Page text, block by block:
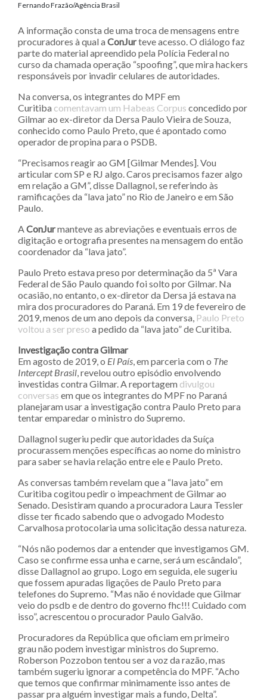
Fernando Frazão/Agência Brasil
A informação consta de uma troca de mensagens entre
procuradores à qual a ConJurteve acesso. O diálogo faz
parte do material apreendido pela Polícia Federal no
curso da chamada operação “spoofing”, que mira hackers
responsáveis por invadir celulares de autoridades.
Na conversa, os integrantes do MPF em
Curitiba comentavam um Habeas Corpus concedido por
Gilmar ao ex-diretor da Dersa Paulo Vieira de Souza,
conhecido como Paulo Preto, que é apontado como
operador de propina para o PSDB.
“Precisamos reagir ao GM [Gilmar Mendes]. Vou
articular com SP e RJ algo. Caros precisamos fazer algo
em relação a GM”, disse Dallagnol, se referindo às
ramificações da “lava jato” no Rio de Janeiro e em São
Paulo.
AConJurmanteve as abreviações e eventuais erros de
digitação e ortografia presentes na mensagem do então
coordenador da “lava jato”.
Paulo Preto estava preso por determinação da 5ª Vara
Federal de São Paulo quando foi solto por Gilmar. Na
ocasião, no entanto, o ex-diretor da Dersa já estava na
mira dos procuradores do Paraná. Em 19 de fevereiro de
2019, menos de um ano depois da conversa, Paulo Preto
voltou a ser preso a pedido da “lava jato” de Curitiba.
Investigação contra Gilmar
Em agosto de 2019, o El País, em parceria com o The
Intercept Brasil, revelou outro episódio envolvendo
investidas contra Gilmar. A reportagem divulgou
conversas em que os integrantes do MPF no Paraná
planejaram usar a investigação contra Paulo Preto para
tentar emparedar o ministro do Supremo.
Dallagnol sugeriu pedir que autoridades da Suíça
procurassem menções específicas ao nome do ministro
para saber se havia relação entre ele e Paulo Preto.
As conversas também revelam que a “lava jato” em
Curitiba cogitou pedir o impeachment de Gilmar ao
Senado. Desistiram quando a procuradora Laura Tessler
disse ter ficado sabendo que o advogado Modesto
Carvalhosa protocolaria uma solicitação dessa natureza.
“Nós não podemos dar a entender que investigamos GM.
Caso se confirme essa unha e carne, será um escândalo”,
disse Dallagnol ao grupo. Logo em seguida, ele sugeriu
que fossem apuradas ligações de Paulo Preto para
telefones do Supremo. “Mas não é novidade que Gilmar
veio do psdb e de dentro do governo fhc!!! Cuidado com
isso”, acrescentou o procurador Paulo Galvão.
Procuradores da República que oficiam em primeiro
grau não podem investigar ministros do Supremo.
Roberson Pozzobon tentou ser a voz da razão, mas
também sugeriu ignorar a competência do MPF. “Acho
que temos que confirmar minimamente isso antes de
passar pra alguém investigar mais a fundo, Delta”.